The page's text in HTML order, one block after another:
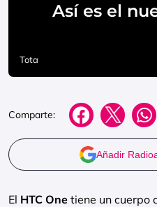
Así es el
Tota
Comparte:
Añadir
El HTC One tiene un cuerpo